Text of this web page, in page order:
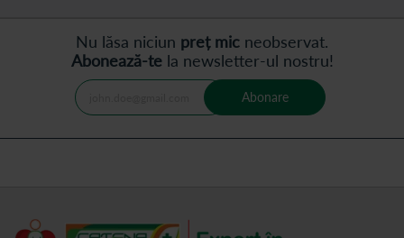
Nu lăsa niciun preț mic neobservat.
Abonează-tela newsletter-ul nostru!
Abonare